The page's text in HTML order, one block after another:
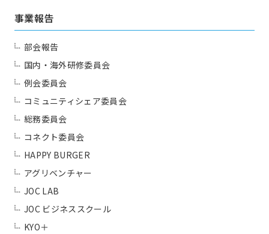
ボ）
一覧を見る
アズーロ（サッカー愛好
会）
十柱戯（ボウリング）
シャンティ（ヨガ）
事業報告
部会報告
国内・海外研修委員会
例会委員会
コミュニティシェア委員会
総務委員会
コネクト委員会
HAPPY BURGER
アグリベンチャー
JOC LAB
JOC ビジネススクール
KYO＋